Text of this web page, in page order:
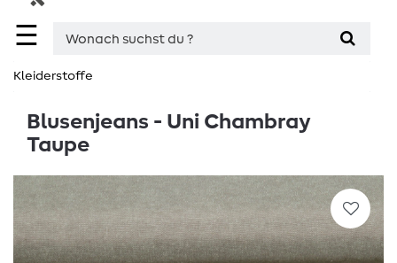
☰
Kleiderstoffe
Blusenjeans - Uni Chambray
Taupe